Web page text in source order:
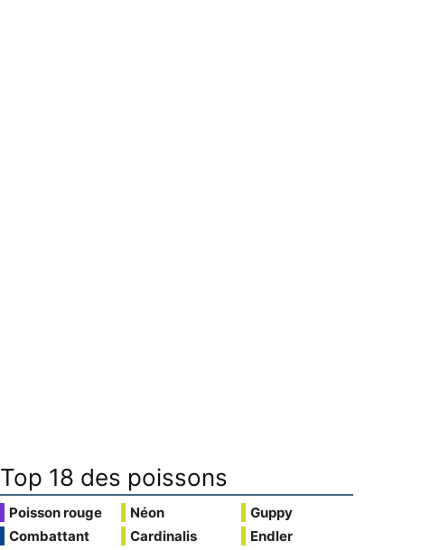
Top 18 des poissons
Poisson rouge
Combattant
Néon
Cardinalis
Guppy
Endler